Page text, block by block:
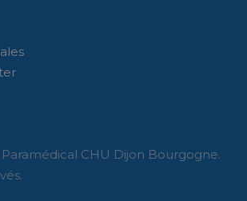
CHU Dijon Bourgogne.